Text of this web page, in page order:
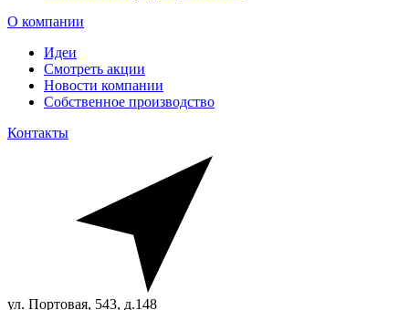
О компании
Идеи
Смотреть акции
Новости компании
Собственное производство
Контакты
ул. Портовая, 543, д.148